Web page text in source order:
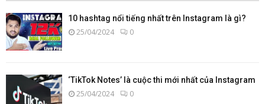
10 hashtag nổi tiếng nhất trên Instagram là gì?
25/04/2024 0
‘TikTok Notes’ là cuộc thi mới nhất của Instagram
25/04/2024 0